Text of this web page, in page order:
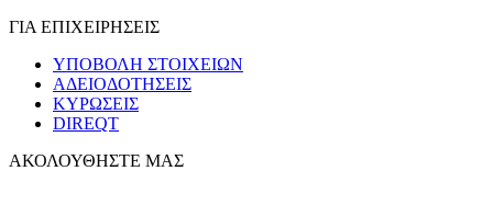
ΓΙΑ ΕΠΙΧΕΙΡΗΣΕΙΣ
ΥΠΟΒΟΛΗ ΣΤΟΙΧΕΙΩΝ
ΑΔΕΙΟΔΟΤΗΣΕΙΣ
ΚΥΡΩΣΕΙΣ
DIREQT
ΑΚΟΛΟΥΘΗΣΤΕ ΜΑΣ